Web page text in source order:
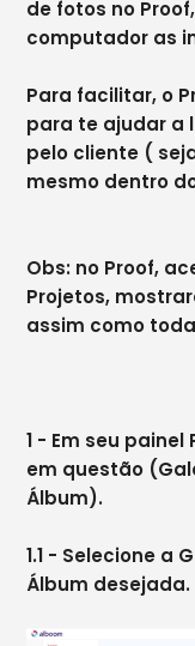
de fotos no
computador as
Para facilitar, o
para te ajudar a
pelo cliente (
mesmo dentro
Obs: no Proof,
Projetos,
assim como
1 - Em seu
em questão
Álbum).
1.1 - Selecione a
Álbum desejada.